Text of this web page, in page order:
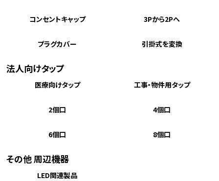
コンセントキャップ 3Pから2Pへ
プラグカバー 引掛式を変換
法人向けタップ
医療向けタップ 工事・物件用タップ
2個口 4個口
6個口 8個口
その他 周辺機器
LED関連製品